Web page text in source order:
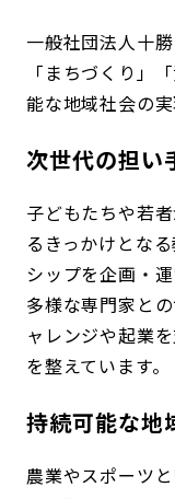
一般社団法人十
「まちづくり」
能な地域社会の実
次世代の担い
子どもたちや若
るきっかけとな
シップを企画・
多様な専門家と
ャレンジや起業
を整えています。
持続可能な地
農業やスポーツ